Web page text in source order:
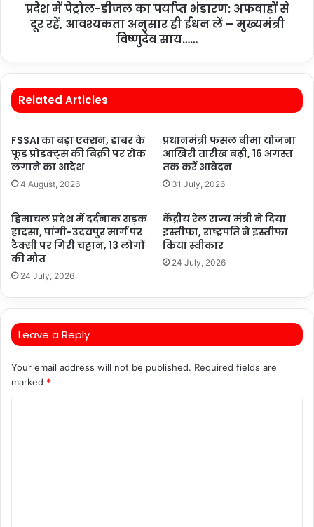
प्रदेश में पेट्रोल-डीजल का पर्याप्त भंडारण: अफवाहों से
दूर रहें, आवश्यकता अनुसार ही ईंधन लें – मुख्यमंत्री
विष्णुदेव साय……
Related Articles
FSSAI का बड़ा एक्शन, डाबर के
फूड प्रोडक्ट्स की बिक्री पर रोक
लगाने का आदेश
4 August, 2026
प्रधानमंत्री फसल बीमा योजना
आखिरी तारीख बढ़ी, 16 अगस्त
तक करें आवेदन
31 July, 2026
हिमाचल प्रदेश में दर्दनाक सड़क
हादसा, पांगी-उदयपुर मार्ग पर
टैक्सी पर गिरी चट्टान, 13 लोगों
की मौत
24 July, 2026
केंद्रीय रेल राज्य मंत्री ने दिया
इस्तीफा, राष्ट्रपति ने इस्तीफा
किया स्वीकार
24 July, 2026
Leave a Reply
Your email address will not be published. Required fields are
marked *